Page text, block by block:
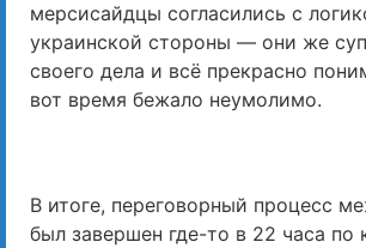
мерсисайдцы согласились с
украинской стороны — они же
своего дела и всё прекрасно
вот время бежало неумолимо.
В итоге, переговорный процесс
был завершен где-то в 22 часа по